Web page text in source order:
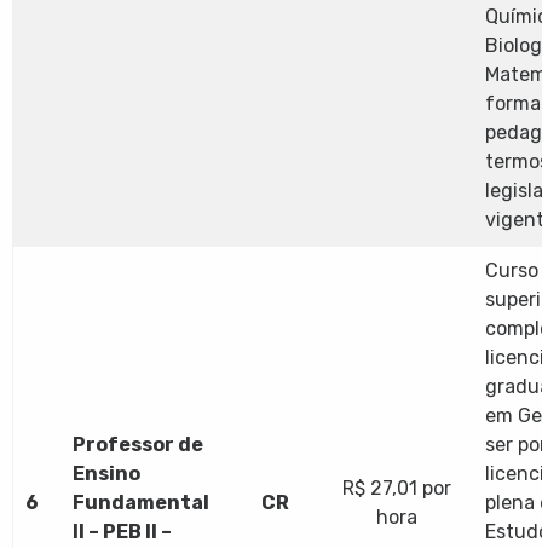
6
Professor de
Ensino
Fundamental
II – PEB II –
CR
R$ 27,01 por
hora
em
ser
plena